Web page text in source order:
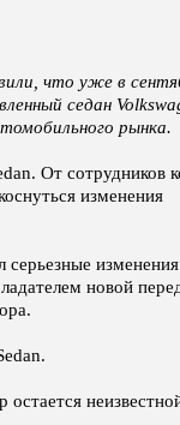
что уже в
седан
рынка.
От сотрудников
изменения
серьезные
новой